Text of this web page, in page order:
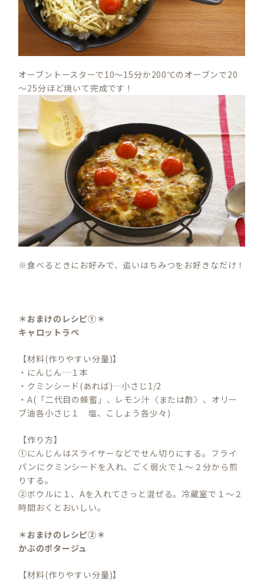
オーブントースターで10～15分か200℃のオーブンで20
～25分ほど焼いて完成です！
※食べるときにお好みで、追いはちみつをお好きなだけ！
＊おまけのレシピ①＊
キャロットラぺ
【材料(作りやすい分量)】
・にんじん…１本
・クミンシード(あれば)…小さじ1/2
・A(「二代目の蜂蜜」、レモン汁〈または酢〉、オリー
ブ油各小さじ１ 塩、こしょう各少々)
【作り方】
①にんじんはスライサーなどでせん切りにする。フライ
パンにクミンシードを入れ、ごく弱火で１～２分から煎
りする。
②ボウルに１、Aを入れてさっと混ぜる。冷蔵室で１～２
時間おくとおいしい。
＊おまけのレシピ②＊
かぶのポタージュ
【材料(作りやすい分量)】